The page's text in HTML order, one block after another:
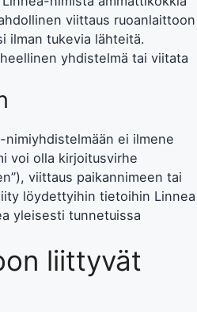
viittaus ruoanlaittoon
ilman tukevia lähteitä.
yhdistelmä tai viitata
nimiyhdistelmään ei ilmene
voi olla kirjoitusvirhe
viittaus paikannimeen tai
löydettyihin tietoihin Linnea
yleisesti tunnetuissa
liittyvät